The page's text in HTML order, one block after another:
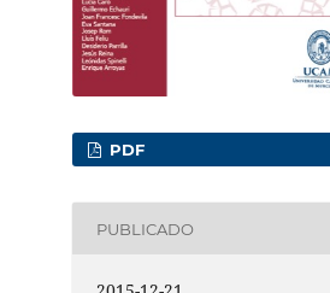
PDF
PUBLICADO